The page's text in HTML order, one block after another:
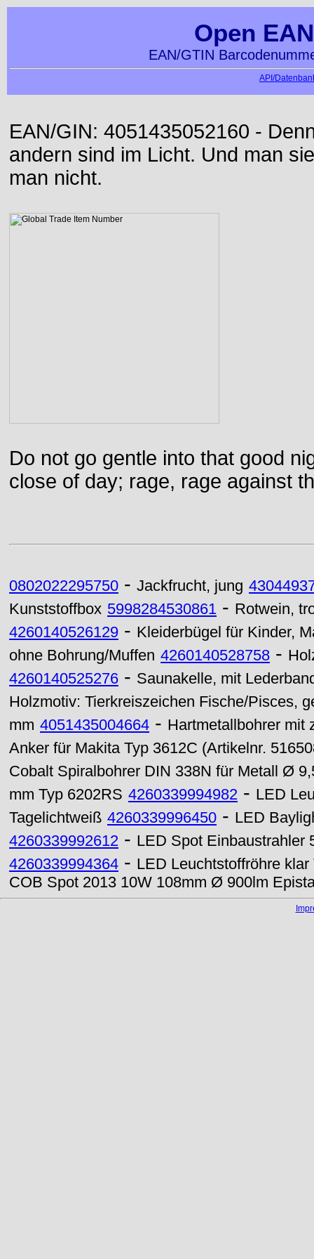
Open
EAN/GTIN
API/
EAN/GIN: 4051435052160 -
andern sind im Licht. Und man
man nicht.
Do not go gentle into that good
close of day; rage, rage against
0802022295750 - Jackfrucht, jung
Kunststoffbox 5998284530861 - Rotwein,
4260140526129 - Kleiderbügel für Kinder,
ohne Bohrung/Muffen 4260140528758 -
4260140525276 - Saunakelle, mit
Holzmotiv: Tierkreiszeichen Fische/Pisces,
mm 4051435004664 - Hartmetallbohrer mit
Anker für Makita Typ 3612C (Artikelnr.
Cobalt Spiralbohrer DIN 338N für Metall Ø
mm Typ 6202RS 4260339994982 - LED
Tagelichtweiß 4260339996450 - LED
4260339992612 - LED Spot Einbaustrahler
4260339994364 - LED Leuchtstoffröhre
COB Spot 2013 10W 108mm Ø 900lm